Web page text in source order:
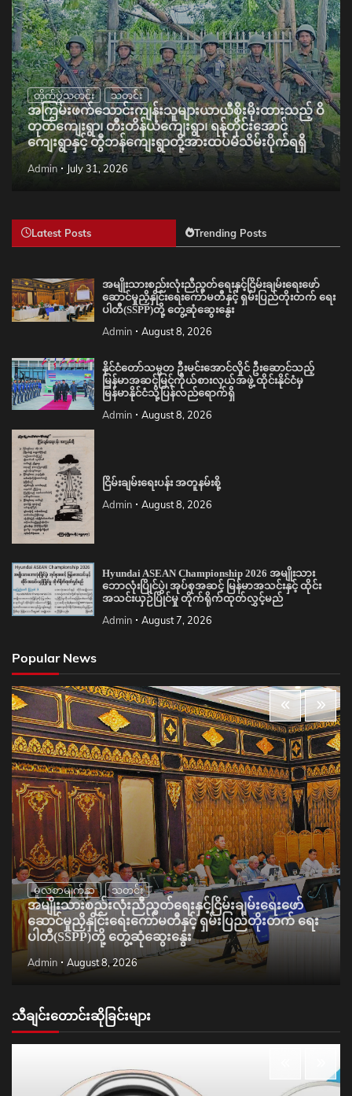
တိုက်ပွဲသတင်း သတင်း
အကြမ်းဖက်သောင်းကျန်းသူများယာယီစိုးမိုးထားသည့် ဝိ
တုတ်ကျေးရွာ၊ တီးတိန်ယံကျေးရွာ၊ ရန်တိုင်းအောင်
ကျေးရွာနှင့် တွီဘန်ကျေးရွာတို့အားထပ်မံသိမ်းပိုက်ရရှိ
Admin July 31, 2026
Latest Posts Trending Posts
အမျိုးသားစည်းလုံးညီညွတ်ရေးနှင့်ငြိမ်းချမ်းရေးဖော်
ဆောင်မှုညှိနှိုင်းရေးကော်မတီနှင့် ရှမ်းပြည်တိုးတက် ရေး
ပါတီ(SSPP)တို့ တွေ့ဆုံဆွေးနွေး
Admin August 8, 2026
နိုင်ငံတော်သမ္မတ ဦးမင်းအောင်လှိုင် ဦးဆောင်သည့်
မြန်မာအဆင့်မြင့်ကိုယ်စားလှယ်အဖွဲ့ ထိုင်းနိုင်ငံမှ
မြန်မာနိုင်ငံသို့ပြန်လည်ရောက်ရှိ
Admin August 8, 2026
ငြိမ်းချမ်းရေးပန်း အတူနမ်းစို့
Admin August 8, 2026
Hyundai ASEAN Championship 2026 အမျိုးသား
ဘောလုံးပြိုင်ပွဲ၊ အုပ်စုအဆင့် မြန်မာအသင်းနှင့် ထိုင်း
အသင်းယှဉ်ပြိုင်မှု တိုက်ရိုက်ထုတ်လွှင့်မည်
Admin August 7, 2026
Popular News
မူလစာမျက်နှာ သတင်း
အမျိုးသားစည်းလုံးညီညွတ်ရေးနှင့်ငြိမ်းချမ်းရေးဖော်
ဆောင်မှုညှိနှိုင်းရေးကော်မတီနှင့် ရှမ်းပြည်တိုးတက် ရေး
ပါတီ(SSPP)တို့ တွေ့ဆုံဆွေးနွေး
Admin August 8, 2026
သီချင်းတောင်းဆိုခြင်းများ